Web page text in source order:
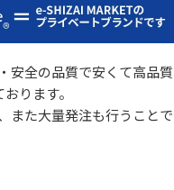
安全の品質で安くて高品質
ります。
また大量発注も行うことで